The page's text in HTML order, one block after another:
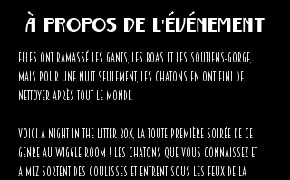
À propos de l'événement
Elles ont ramassé les gants, les boas et les soutiens-gorge,
mais pour une nuit seulement, les chatons en ont fini de
nettoyer après tout le monde.
Voici A Night in the Litter Box, la toute première soirée de ce
genre au Wiggle Room ! Les chatons que vous connaissez et
aimez sortent des coulisses et entrent sous les feux de la